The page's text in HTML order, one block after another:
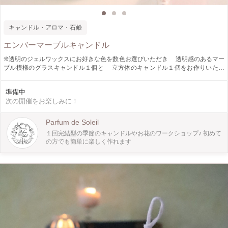
キャンドル・アロマ・石鹸
エンバーマーブルキャンドル
❊透明のジェルワックスにお好きな色を数色お選びいただき 透明感のあるマー
ブル模様のグラスキャンドル１個と 立方体のキャンドル１個をお作りいただ
準備中
次の開催をお楽しみに！
Parfum de Soleil
１回完結型の季節のキャンドルやお花のワークショップ♪ 初めて
の方でも簡単に楽しく作れます